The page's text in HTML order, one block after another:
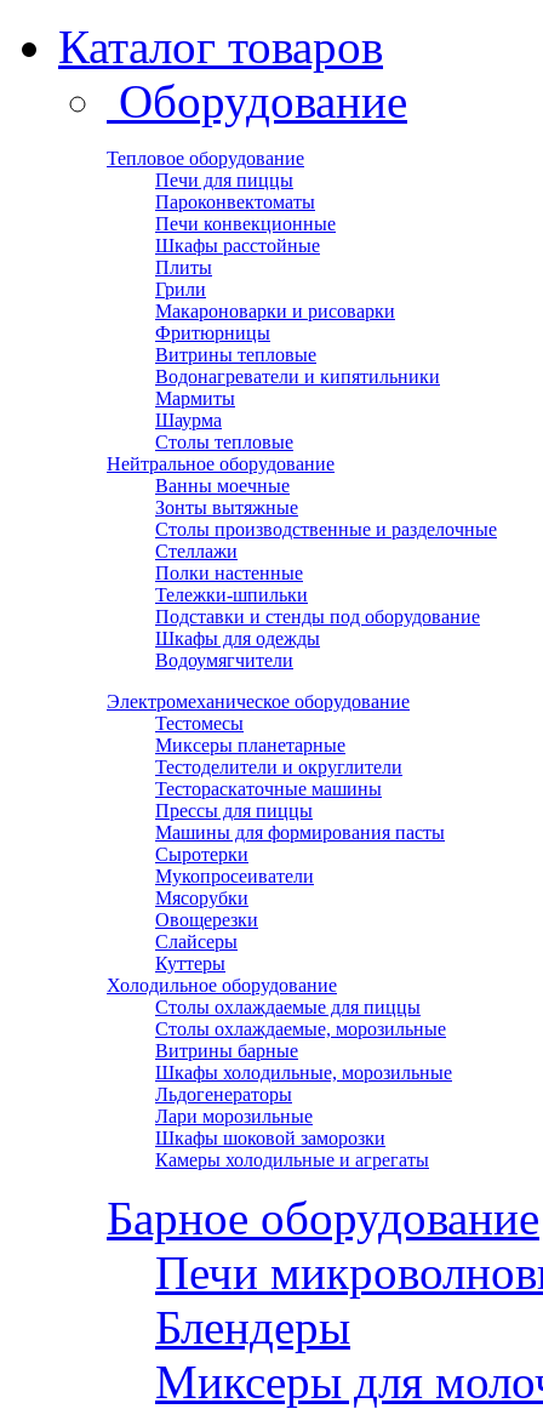
Каталог товаров
Оборудование
Тепловое оборудование
Печи для пиццы
Пароконвектоматы
Печи конвекционные
Шкафы расстойные
Плиты
Грили
Макароноварки и рисоварки
Фритюрницы
Витрины тепловые
Водонагреватели и кипятильники
Мармиты
Шаурма
Столы тепловые
Нейтральное оборудование
Ванны моечные
Зонты вытяжные
Столы производственные и разделочные
Стеллажи
Полки настенные
Тележки-шпильки
Подставки и стенды под оборудование
Шкафы для одежды
Водоумягчители
Электромеханическое оборудование
Тестомесы
Миксеры планетарные
Тестоделители и округлители
Тестораскаточные машины
Прессы для пиццы
Машины для формирования пасты
Сыротерки
Мукопросеиватели
Мясорубки
Овощерезки
Слайсеры
Куттеры
Холодильное оборудование
Столы охлаждаемые для пиццы
Столы охлаждаемые, морозильные
Витрины барные
Шкафы холодильные, морозильные
Льдогенераторы
Лари морозильные
Шкафы шоковой заморозки
Камеры холодильные и агрегаты
Барное оборудование
Печи
Блендеры
Миксеры для